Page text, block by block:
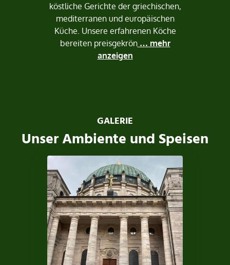
köstliche Gerichte der griechischen,
mediterranen und europäischen
Küche. Unsere erfahrenen Köche
bereiten preisgekrön… mehr
anzeigen
GALERIE
Unser Ambiente und Speisen